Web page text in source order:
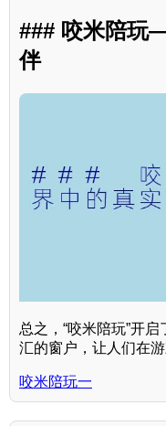
### 咬米陪玩
伴
总之，“咬米陪玩”开
汇的窗户，让人们在
咬米陪玩一